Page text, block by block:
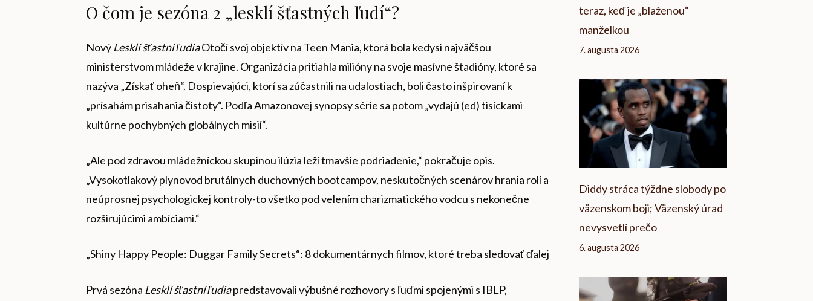
O čom je sezóna 2 „lesklí šťastných ľudí“?
Nový Lesklí šťastní ľudiaOtočí svoj objektív na Teen Mania, ktorá bola kedysi najväčšou
ministerstvom mládeže v krajine. Organizácia pritiahla milióny na svoje masívne štadióny, ktoré sa
nazýva „Získať oheň“. Dospievajúci, ktorí sa zúčastnili na udalostiach, boli často inšpirovaní k
„prísahám prisahania čistoty“. Podľa Amazonovej synopsy série sa potom „vydajú (ed) tisíckami
kultúrne pochybných globálnych misií“.
„Ale pod zdravou mládežníckou skupinou ilúzia leží tmavšie podriadenie,“ pokračuje opis.
„Vysokotlakový plynovod brutálnych duchovných bootcampov, neskutočných scenárov hrania rolí a
neúprosnej psychologickej kontroly-to všetko pod velením charizmatického vodcu s nekonečne
rozširujúcimi ambíciami.“
„Shiny Happy People: Duggar Family Secrets“: 8 dokumentárnych filmov, ktoré treba sledovať ďalej
Prvá sezóna Lesklí šťastní ľudiapredstavovali výbušné rozhovory s ľuďmi spojenými s IBLP,
teraz, keď je „blaženou“
manželkou
7. augusta 2026
Diddy stráca týždne slobody po
väzenskom boji; Väzenský úrad
nevysvetlí prečo
6. augusta 2026